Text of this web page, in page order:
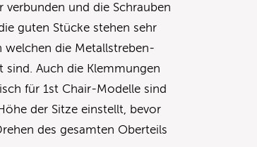
und die Schrauben
guten Stücke stehen sehr
die Metallstreben-
Auch die Klemmungen
für 1st Chair-Modelle sind
der Sitze einstellt, bevor
des gesamten Oberteils